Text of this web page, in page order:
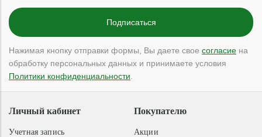
Нажимая кнопку отправки формы, Вы даете свое согласие на
обработку персональных данных и принимаете условия
Политики конфиденциальности
Покупателю
Акции
Личный кабинет
Учетная запись